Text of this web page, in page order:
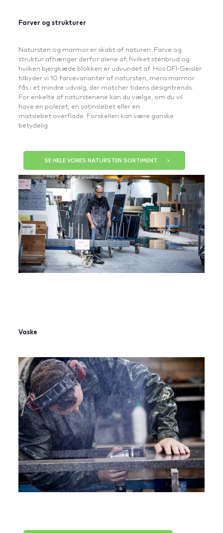
Farver og strukturer
Natursten og marmor er skabt af naturen. Farve og
struktur afhænger derfor alene af, hvilket stenbrud og
hvilken bjergkæde blokken er udvundet af. Hos DFI-Geisler
tilbyder vi 10 farvevarianter af natursten, mens marmor
fås i et mindre udvalg, der matcher tidens designtrends.
For enkelte af naturstenene kan du vælge, om du vil
have en poleret, en satinslebet eller en
matslebet overflade. Forskellen kan være ganske
betydelig
SE HELE VORES NATURSTEN SORTIMENT
Vaske